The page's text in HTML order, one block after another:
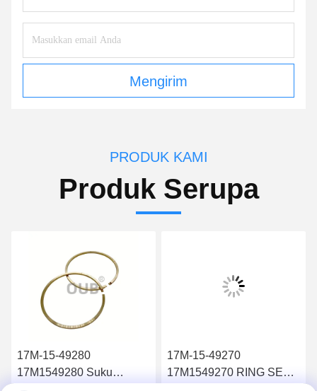
Mengirim
PRODUK KAMI
Produk Serupa
17M-15-49280
17M1549280 Suku
17M-15-49270
17M1549270 RING SEAL